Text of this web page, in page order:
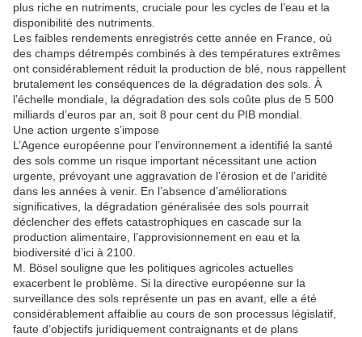
plus riche en nutriments, cruciale pour les cycles de l’eau et la
disponibilité des nutriments.
Les faibles rendements enregistrés cette année en France, où
des champs détrempés combinés à des températures extrêmes
ont considérablement réduit la production de blé, nous rappellent
brutalement les conséquences de la dégradation des sols. À
l’échelle mondiale, la dégradation des sols coûte plus de 5 500
milliards d’euros par an, soit 8 pour cent du PIB mondial.
Une action urgente s’impose
L’Agence européenne pour l’environnement a identifié la santé
des sols comme un risque important nécessitant une action
urgente, prévoyant une aggravation de l’érosion et de l’aridité
dans les années à venir. En l’absence d’améliorations
significatives, la dégradation généralisée des sols pourrait
déclencher des effets catastrophiques en cascade sur la
production alimentaire, l’approvisionnement en eau et la
biodiversité d’ici à 2100.
M. Bösel souligne que les politiques agricoles actuelles
exacerbent le problème. Si la directive européenne sur la
surveillance des sols représente un pas en avant, elle a été
considérablement affaiblie au cours de son processus législatif,
faute d’objectifs juridiquement contraignants et de plans